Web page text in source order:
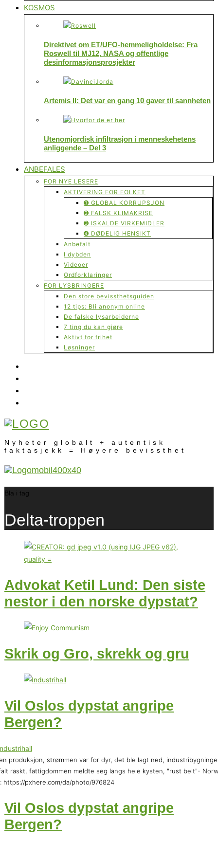
KOSMOS
Direktivet om ET/UFO-hemmeligholdelse: Fra
Roswell til MJ12, NASA og offentlige
desinformasjonsprosjekter
Artemis II: Det var en gang 10 gaver til sannheten
Utenomjordisk infiltrasjon i menneskehetens
anliggende – Del 3
ANBEFALES
FOR NYE LESERE
AKTIVERING FOR FOLKET
➊ GLOBAL KORRUPSJON
➋ FALSK KLIMAKRISE
➌ ISKALDE VIRKEMIDLER
➍ DØDELIG HENSIKT
Anbefalt
I dybden
Videoer
Ordforklaringer
FOR LYSBRINGERE
Den store bevissthetsguiden
12 tips: Bli anonym online
De falske lysarbeiderne
7 ting du kan gjøre
Aktivt for frihet
Løsninger
Nyheter globalt + autentisk
faktasjekk = Høyere bevissthet
Bla i tag
Delta-troppen
Advokat Ketil Lund: Den siste
nestor i den norske dypstat?
Skrik og Gro, skrekk og gru
Vil Oslos dypstat angripe
Bergen?
produksjon, strømmen var for dyr, det ble lagt ned,
raskt, fattigdommen meldte seg langs hele kysten, "rust belt"-
https://pxhere.com/da/photo/976824
Vil Oslos dypstat angripe
Bergen?